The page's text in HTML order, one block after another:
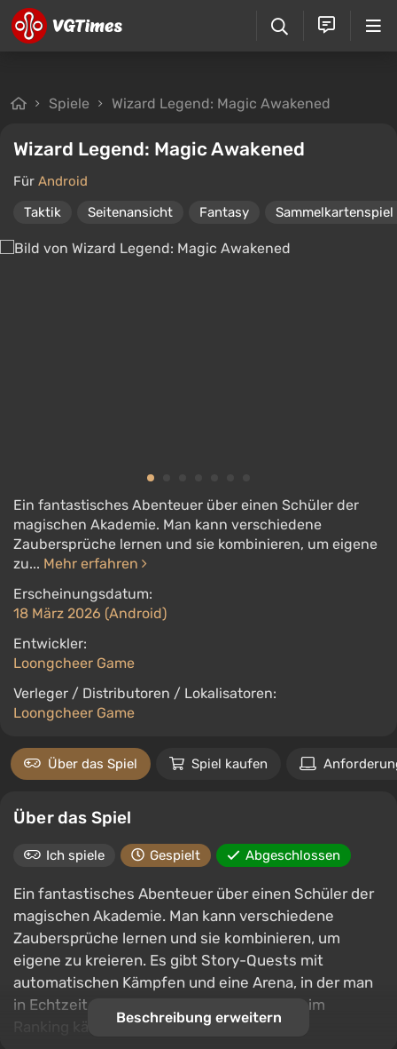
Spiele Wizard Legend: Magic Awakened
Wizard Legend: Magic Awakened
Für Android
Taktik
Seitenansicht Fantasy Sammelkartenspiel
Ein fantastisches Abenteuer über einen Schüler der
magischen Akademie. Man kann verschiedene
Zaubersprüche lernen und sie kombinieren, um eigene
zu... Mehr erfahren
Erscheinungsdatum:
18 März 2026 (Android)
Entwickler:
Loongcheer Game
Verleger / Distributoren / Lokalisatoren:
Loongcheer Game
Über das Spiel Spiel kaufen
Über das Spiel
Ich spiele Gespielt Abgeschlossen
Ein fantastisches Abenteuer über einen Schüler der
magischen Akademie. Man kann verschiedene
Zaubersprüche lernen und sie kombinieren, um
eigene zu kreieren. Es gibt Story-Quests mit
automatischen Kämpfen und eine Arena, in der man
in Echtzeit gegen Freunde um einen Platz im
Ranking kämpfen kann.
Beschreibung erweitern